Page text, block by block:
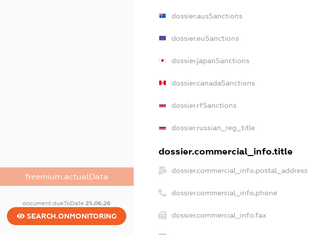
freemium.actualData
document.dueToDate25.06.26
SEARCH.ONMONITORING
dossier.ausSanctions
dossier.euSanctions
dossier.japanSanctions
dossier.canadaSanctions
dossier.rfSanctions
dossier.russian_reg_title
dossier.commercial_info.title
dossier.commercial_info.postal_address
dossier.commercial_info.phone
dossier.commercial_info.fax